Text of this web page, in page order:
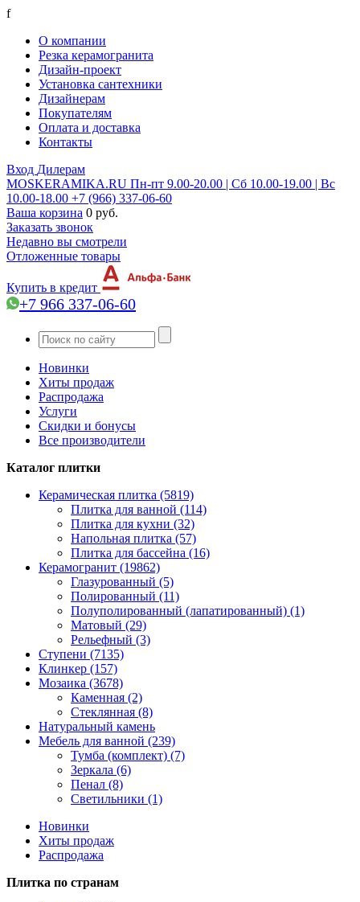
f
О компании
Резка керамогранита
Дизайн-проект
Установка сантехники
Дизайнерам
Покупателям
Оплата и доставка
Контакты
Вход Дилерам
MOSKERAMIKA.RU Пн-пт 9.00-20.00 | Сб 10.00-19.00 | Вс
10.00-18.00 +7 (966) 337-06-60
Ваша корзина 0 руб.
Заказать звонок
Недавно вы смотрели
Отложенные товары
Купить в кредит
+7 966 337-06-60
Новинки
Хиты продаж
Распродажа
Услуги
Скидки и бонусы
Все производители
Каталог плитки
Керамическая плитка (5819)
Плитка для ванной (114)
Плитка для кухни (32)
Напольная плитка (57)
Плитка для бассейна (16)
Керамогранит (19862)
Глазурованный (5)
Полированный (11)
Полуполированный (лапатированный) (1)
Матовый (29)
Рельефный (3)
Ступени (7135)
Клинкер (157)
Мозаика (3678)
Каменная (2)
Стеклянная (8)
Натуральный камень
Мебель для ванной (239)
Тумба (комплект) (7)
Зеркала (6)
Пенал (8)
Светильники (1)
Новинки
Хиты продаж
Распродажа
Плитка по странам